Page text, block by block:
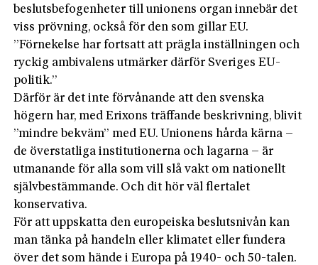
beslutsbefogenheter till unionens organ innebär det
viss prövning, också för den som gillar EU.
”Förnekelse har fortsatt att prägla inställningen och
ryckig ambivalens utmärker därför Sveriges EU-
politik.”
Därför är det inte förvånande att den svenska
högern har, med Erixons träffande beskrivning, blivit
”mindre bekväm” med EU. Unionens hårda kärna –
de överstatliga institutionerna och lagarna – är
utmanande för alla som vill slå vakt om nationellt
självbestämmande. Och dit hör väl flertalet
konservativa.
För att uppskatta den europeiska beslutsnivån kan
man tänka på handeln eller klimatet eller fundera
över det som hände i Europa på 1940- och 50-talen.